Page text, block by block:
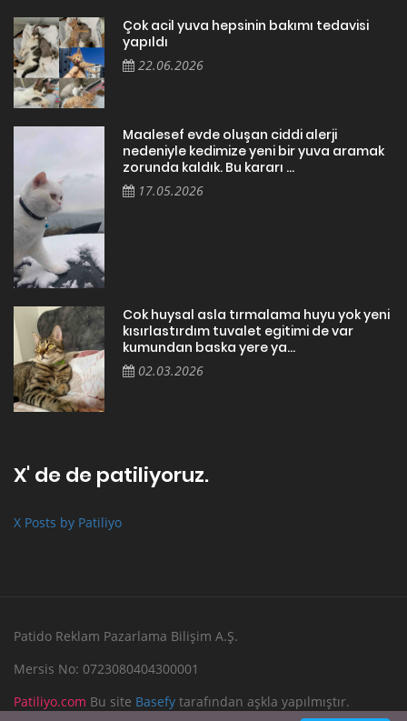
Çok acil yuva hepsinin bakımı tedavisi
yapıldı
22.06.2026
Maalesef evde oluşan ciddi alerji
nedeniyle kedimize yeni bir yuva aramak
zorunda kaldık. Bu kararı ...
17.05.2026
Cok huysal asla tırmalama huyu yok yeni
kısırlastırdım tuvalet egitimi de var
kumundan baska yere ya...
02.03.2026
X' de de patiliyoruz.
X Posts by Patiliyo
Patido Reklam Pazarlama Bilişim A.Ş.
Mersis No: 0723080404300001
Patiliyo.com Bu site Basefy tarafından aşkla yapılmıştır.